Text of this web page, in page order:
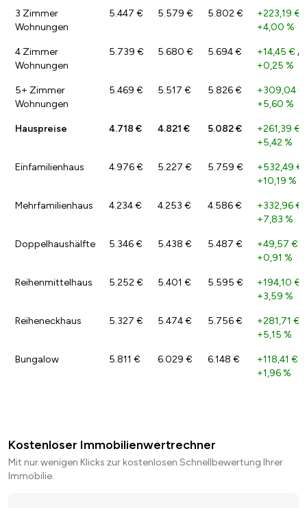
3 Zimmer
Wohnungen
5.447 € 5.579 € 5.802 € +223,19 €
+4,00 %
4 Zimmer
Wohnungen
5.739 € 5.680 € 5.694 € +14,45 € /
+0,25 %
5+ Zimmer
Wohnungen
5.469 € 5.517 € 5.826 € +309,04 €
+5,60 %
Hauspreise 4.718 € 4.821 € 5.082 € +261,39 €
+5,42 %
Einfamilienhaus 4.976 € 5.227 € 5.759 € +532,49 €
+10,19 %
Mehrfamilienhaus 4.234 € 4.253 € 4.586 € +332,96 €
+7,83 %
Doppelhaushälfte 5.346 € 5.438 € 5.487 € +49,57 €
+0,91 %
Reihenmittelhaus 5.252 € 5.401 € 5.595 € +194,10 €
+3,59 %
Reiheneckhaus 5.327 € 5.474 € 5.756 € +281,71 €
+5,15 %
Bungalow 5.811 € 6.029 € 6.148 € +118,41 €
+1,96 %
Kostenloser Immobilienwertrechner
Mit nur wenigen Klicks zur kostenlosen Schnellbewertung Ihrer
Immobilie.